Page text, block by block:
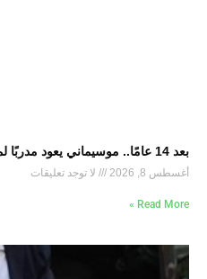
بعد 14 عامًا.. موسيماني يعود مدربًا لمنتخب جنوب أفريقيا
أغسطس 8, 2026 لا توجد تعليقات
Read More »